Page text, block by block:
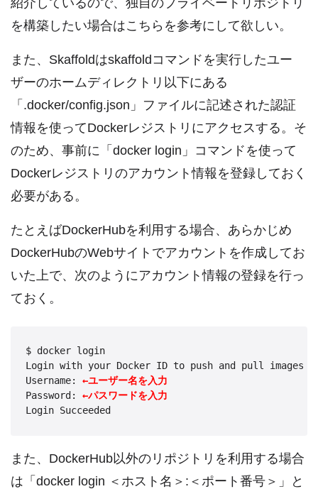
を構築したい場合はこちらを参考にして欲しい。
また、Skaffoldはskaffoldコマンドを実行したユー
ザーのホームディレクトリ以下にある
「.docker/config.json」ファイルに記述された認証
情報を使ってDockerレジストリにアクセスする。そ
のため、事前に「docker login」コマンドを使って
Dockerレジストリのアカウント情報を登録しておく
必要がある。
たとえばDockerHubを利用する場合、あらかじめ
DockerHubのWebサイトでアカウントを作成してお
いた上で、次のようにアカウント情報の登録を行っ
ておく。
$ docker login
Login with your Docker ID to push and pull images
Username: ←ユーザー名を入力
Password: ←パスワードを入力
また、DockerHub以外のリポジトリを利用する場合
は「docker login ＜ホスト名＞:＜ポート番号＞」と